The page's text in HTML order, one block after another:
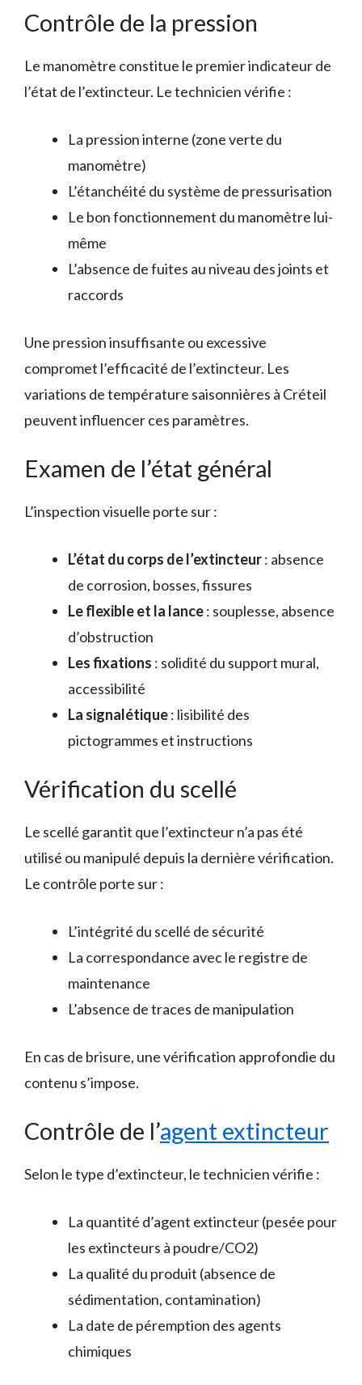
Contrôle de la pression
Le manomètre constitue le premier indicateur de
l’état de l’extincteur. Le technicien vérifie :
La pression interne (zone verte du
manomètre)
L’étanchéité du système de pressurisation
Le bon fonctionnement du manomètre lui-
même
L’absence de fuites au niveau des joints et
raccords
Une pression insuffisante ou excessive
compromet l’efficacité de l’extincteur. Les
variations de température saisonnières à Créteil
peuvent influencer ces paramètres.
Examen de l’état général
L’inspection visuelle porte sur :
L’état du corps de l’extincteur: absence
de corrosion, bosses, fissures
Le flexible et la lance: souplesse, absence
d’obstruction
Les fixations : solidité du support mural,
accessibilité
La signalétique: lisibilité des
pictogrammes et instructions
Vérification du scellé
Le scellé garantit que l’extincteur n’a pas été
utilisé ou manipulé depuis la dernière vérification.
Le contrôle porte sur :
L’intégrité du scellé de sécurité
La correspondance avec le registre de
maintenance
L’absence de traces de manipulation
En cas de brisure, une vérification approfondie du
contenu s’impose.
Contrôle de l’agent extincteur
Selon le type d’extincteur, le technicien vérifie :
La quantité d’agent extincteur (pesée pour
les extincteurs à poudre/CO2)
La qualité du produit (absence de
sédimentation, contamination)
La date de péremption des agents
chimiques